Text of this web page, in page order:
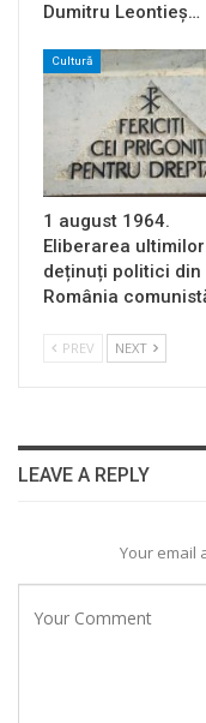
Dumitru Leontieș…
Cultură
1 august 1964.
Eliberarea ultimilor
deținuți politici din
România
PREV NEXT
LEAVE A REPLY
Your email